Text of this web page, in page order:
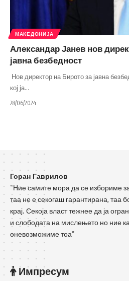
МАКЕДОНИЈА
Александар Јанев нов
јавна безбедност
Нов директор на Бирото за јавна
кој ја…
28/06/2024
Горан Гаврилов
“Ние самите мора да се избориме
таа не е секогаш гарантирана, таа
крај. Секоја власт тежнее да ја
и слободата на мислењето но ние
оневозможиме тоа”
Импресум